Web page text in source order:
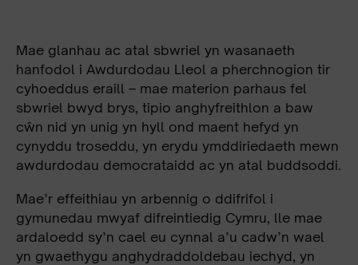
Mae glanhau ac atal sbwriel yn wasanaeth
hanfodol i Awdurdodau Lleol a pherchnogion tir
cyhoeddus eraill – mae materion parhaus fel
sbwriel bwyd brys, tipio anghyfreithlon a baw
cŵn nid yn unig yn hyll ond maent hefyd yn
cynyddu troseddu, yn erydu ymddiriedaeth mewn
awdurdodau democrataidd ac yn atal buddsoddi.
Mae’r effeithiau yn arbennig o ddifrifol i
gymunedau mwyaf difreintiedig Cymru, lle mae
ardaloedd sy’n cael eu cynnal a’u cadw’n wael
yn gwaethygu anghydraddoldebau iechyd, yn